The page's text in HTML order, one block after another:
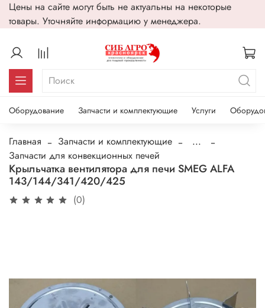
Цены на сайте могут быть не актуальны на некоторые
товары. Уточняйте информацию у менеджера.
Оборудование Запчасти и комплектующие Услуги
Главная Запчасти и комплектующие
...
Запчасти для конвекционных печей
Крыльчатка вентилятора для печи SMEG ALFA
143/144/341/420/425
(0)